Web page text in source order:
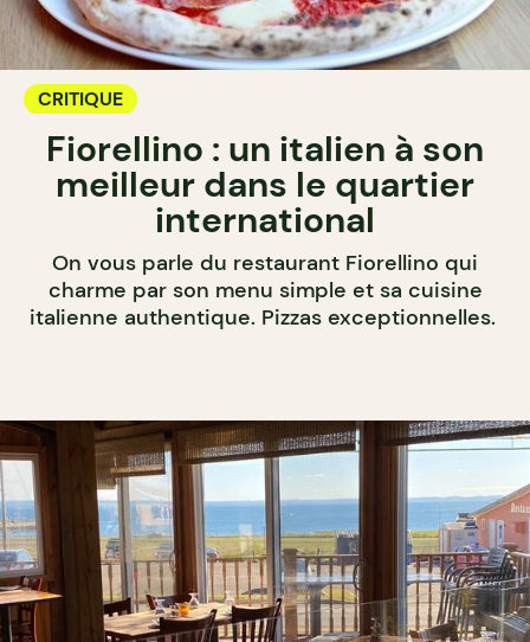
CRITIQUE
Fiorellino : un italien à son
meilleur dans le quartier
international
On vous parle du restaurant Fiorellino qui
charme par son menu simple et sa cuisine
italienne authentique. Pizzas exceptionnelles.